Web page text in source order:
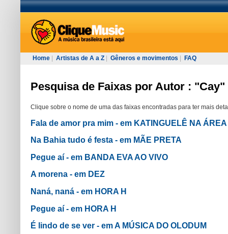
Home Artistas de A a Z Gêneros e movimentos FAQ
Pesquisa de Faixas por Autor : "Cay"
Clique sobre o nome de uma das faixas encontradas para ter mais
Fala de amor pra mim - em KATINGUELÊ NA ÁREA
Na Bahia tudo é festa - em MÃE PRETA
Pegue aí - em BANDA EVA AO VIVO
A morena - em DEZ
Naná, naná - em HORA H
Pegue aí - em HORA H
É lindo de se ver - em A MÚSICA DO OLODUM